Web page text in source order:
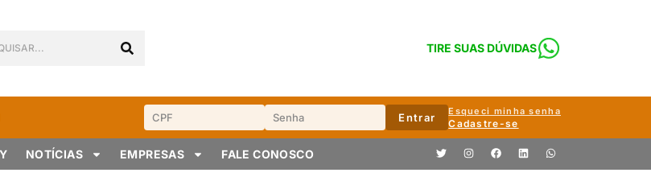
TIRE SUAS DÚVIDAS
Entrar Esqueci minha senha
Cadastre-se
NOTÍCIAS EMPRESAS FALE CONOSCO